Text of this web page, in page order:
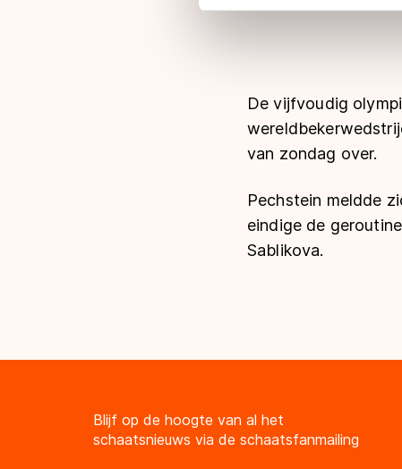
adequaat
De vijfvoudig
van zondag over.
Pechstein meldde
eindige de
Sablikova.
Blijf op de hoogte van al het
schaatsnieuws via de schaatsfanmailing